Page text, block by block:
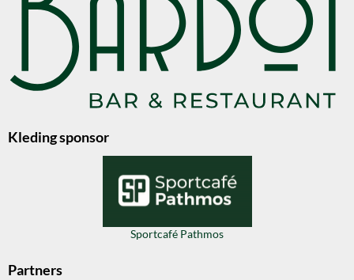
Kleding sponsor
Sportcafé Pathmos
Partners